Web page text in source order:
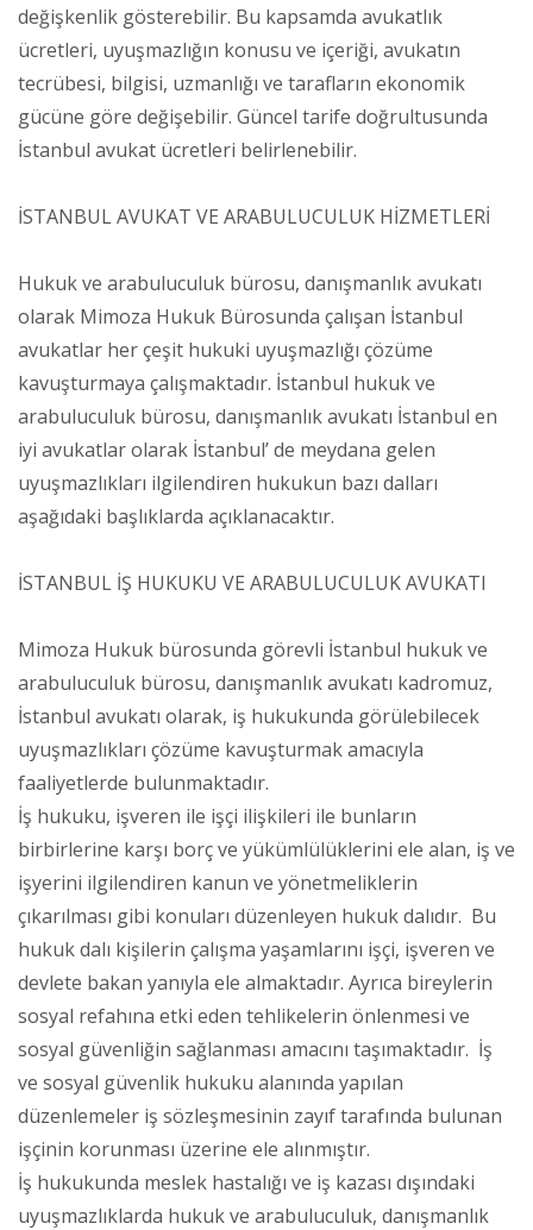
değişkenlik gösterebilir. Bu kapsamda avukatlık
ücretleri, uyuşmazlığın konusu ve içeriği, avukatın
tecrübesi, bilgisi, uzmanlığı ve tarafların ekonomik
gücüne göre değişebilir. Güncel tarife doğrultusunda
İstanbul avukat ücretleri belirlenebilir.
İSTANBUL AVUKAT VE ARABULUCULUK HİZMETLERİ
Hukuk ve arabuluculuk bürosu, danışmanlık avukatı
olarak Mimoza Hukuk Bürosunda çalışan İstanbul
avukatlar her çeşit hukuki uyuşmazlığı çözüme
kavuşturmaya çalışmaktadır. İstanbul hukuk ve
arabuluculuk bürosu, danışmanlık avukatı İstanbul en
iyi avukatlar olarak İstanbul’ de meydana gelen
uyuşmazlıkları ilgilendiren hukukun bazı dalları
aşağıdaki başlıklarda açıklanacaktır.
İSTANBUL İŞ HUKUKU VE ARABULUCULUK AVUKATI
Mimoza Hukuk bürosunda görevli İstanbul hukuk ve
arabuluculuk bürosu, danışmanlık avukatı kadromuz,
İstanbul avukatı olarak, iş hukukunda görülebilecek
uyuşmazlıkları çözüme kavuşturmak amacıyla
faaliyetlerde bulunmaktadır.
İş hukuku, işveren ile işçi ilişkileri ile bunların
birbirlerine karşı borç ve yükümlülüklerini ele alan, iş ve
işyerini ilgilendiren kanun ve yönetmeliklerin
çıkarılması gibi konuları düzenleyen hukuk dalıdır. Bu
hukuk dalı kişilerin çalışma yaşamlarını işçi, işveren ve
devlete bakan yanıyla ele almaktadır. Ayrıca bireylerin
sosyal refahına etki eden tehlikelerin önlenmesi ve
sosyal güvenliğin sağlanması amacını taşımaktadır. İş
ve sosyal güvenlik hukuku alanında yapılan
düzenlemeler iş sözleşmesinin zayıf tarafında bulunan
işçinin korunması üzerine ele alınmıştır.
İş hukukunda meslek hastalığı ve iş kazası dışındaki
uyuşmazlıklarda hukuk ve arabuluculuk, danışmanlık